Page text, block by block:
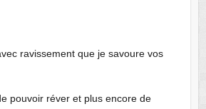
ravissement que je savoure vos
pouvoir réver et plus encore de